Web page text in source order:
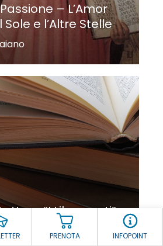
PRENOTA INFOPOINT
– L’Amor
e l’Altre Stelle
“I Libronauti”